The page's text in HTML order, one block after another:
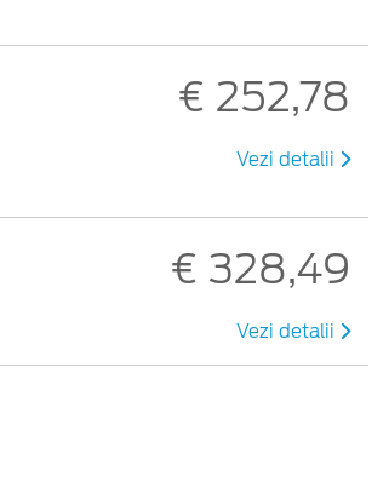
€ 252,78
Vezi detalii
€ 328,49
Vezi detalii